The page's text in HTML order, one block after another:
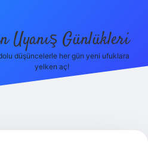
Uyanış Günlükleri
düşüncelerle her gün yeni ufuklara
yelken aç!